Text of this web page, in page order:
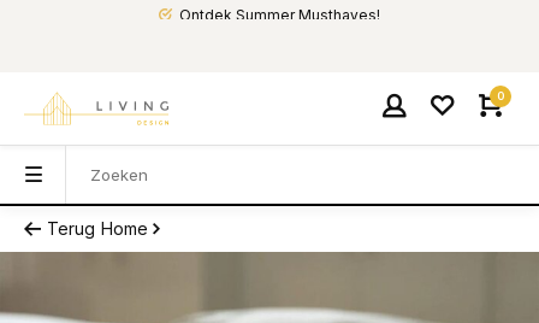
Ontdek Summer Musthaves!
0
Terug Home